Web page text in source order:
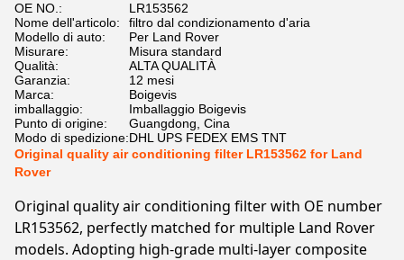
OE NO.:
LR153562
Nome dell'articolo:
filtro dal condizionamento d'aria
Modello di auto:
Per Land Rover
Misurare:
Misura standard
Qualità:
ALTA QUALITÀ
Garanzia:
12 mesi
Marca:
Boigevis
imballaggio:
Imballaggio Boigevis
Punto di origine:
Guangdong, Cina
Modo di spedizione:DHL UPS FEDEX EMS TNT
Original quality air conditioning filter LR153562 for Land
Rover
Original quality air conditioning filter with OE number
LR153562, perfectly matched for multiple Land Rover
models. Adopting high-grade multi-layer composite